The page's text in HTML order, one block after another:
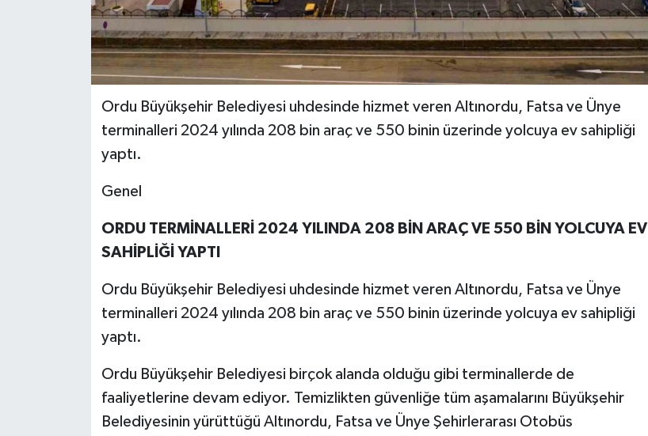
Ordu Büyükşehir Belediyesi uhdesinde hizmet veren Altınordu, Fatsa ve Ünye
terminalleri 2024 yılında 208 bin araç ve 550 binin üzerinde yolcuya ev sahipliği
yaptı.
Genel
ORDU TERMİNALLERİ 2024 YILINDA 208 BİN ARAÇ VE 550 BİN YOLCUYA EV
SAHİPLİĞİ YAPTI
Ordu Büyükşehir Belediyesi uhdesinde hizmet veren Altınordu, Fatsa ve Ünye
terminalleri 2024 yılında 208 bin araç ve 550 binin üzerinde yolcuya ev sahipliği
yaptı.
Ordu Büyükşehir Belediyesi birçok alanda olduğu gibi terminallerde de
faaliyetlerine devam ediyor. Temizlikten güvenliğe tüm aşamalarını Büyükşehir
Belediyesinin yürüttüğü Altınordu, Fatsa ve Ünye Şehirlerarası Otobüs
SİYASET